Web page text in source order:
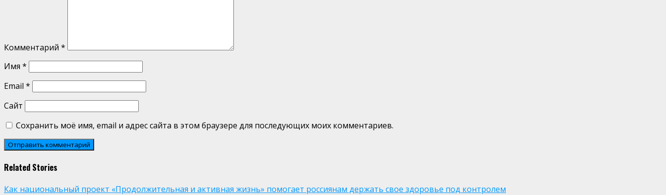
Комментарий *
Имя *
Email *
Сайт
Сохранить моё имя, email и адрес сайта в этом браузере для последующих моих комментариев.
Related Stories
Как национальный проект «Продолжительная и активная жизнь» помогает россиянам держать свое здоровье под контролем